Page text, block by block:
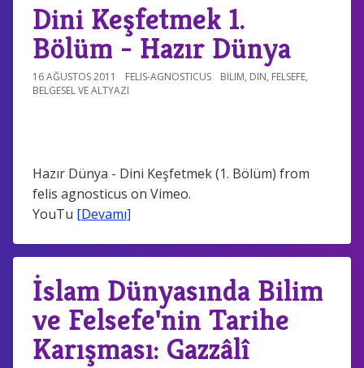
Dini Keşfetmek 1.
Bölüm - Hazır Dünya
16 AĞUSTOS 2011 FELIS-AGNOSTICUS BILIM, DIN, FELSEFE,
BELGESEL VE ALTYAZI
Hazır Dünya - Dini Keşfetmek (1. Bölüm) from
felis agnosticus on Vimeo.
YouTu [Devamı]
İslam Dünyasında Bilim
ve Felsefe'nin Tarihe
Karışması: Gazzâlî